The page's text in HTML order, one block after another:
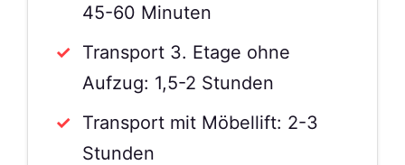
45-60 Minuten
Transport 3. Etage ohne
Aufzug: 1,5-2 Stunden
Transport mit Möbellift: 2-3
Stunden